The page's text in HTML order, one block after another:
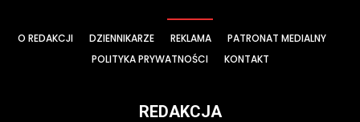
O REDAKCJI DZIENNIKARZE REKLAMA
PATRONAT MEDIALNY
POLITYKA PRYWATNOŚCI
KONTAKT
REDAKCJA